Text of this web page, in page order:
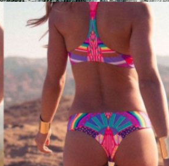
Руками
Мышцах? Осторожно!
Звездам